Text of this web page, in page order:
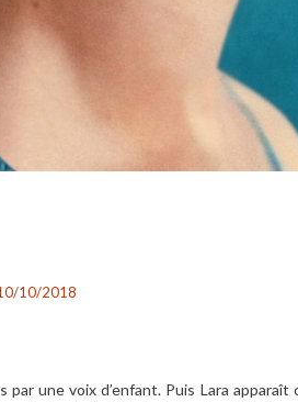
10/2018
une voix d’enfant. Puis Lara apparaît